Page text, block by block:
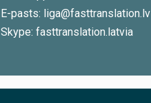
E-pasts: liga@fasttranslation.lv
Skype: fasttranslation.latvia